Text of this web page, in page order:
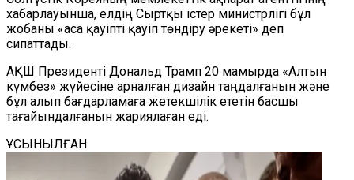
хабарлауынша, елдің Сыртқы істер министрлігі бұл
жобаны «аса қауіпті қауіп төндіру әрекеті» деп
сипаттады.
АҚШ Президенті Дональд Трамп 20 мамырда «Алтын
күмбез» жүйесіне арналған дизайн таңдалғанын және
бұл алып бағдарламаға жетекшілік ететін басшы
тағайындалғанын жариялаған еді.
ҰСЫНЫЛҒАН